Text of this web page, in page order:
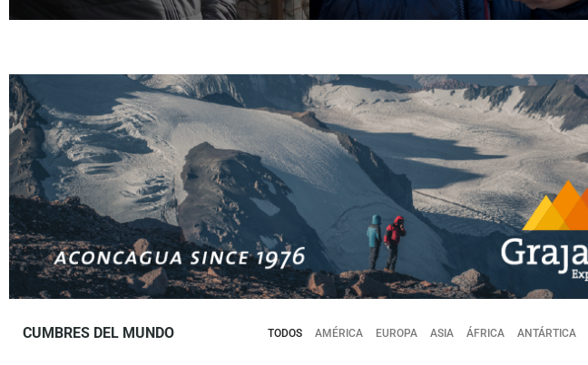
CUMBRES DEL MUNDO TODOS AMÉRICA EUROPA ASIA ÁFRICA ANTÁRTICA